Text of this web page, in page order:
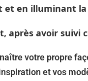
et en illuminant la
après avoir suivi
votre propre
et vos